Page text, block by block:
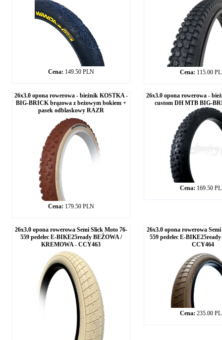
Cena: 149.50 PLN Cena: 115.00
26x3.0 opona rowerowa - bieżnik KOSTKA -
BIG-BRICK brązowa z beżowym bokiem +
pasek odblaskowy RAZR
Cena: 179.50 PLN
26x3.0 opona rowerowa -
custom DH MTB BIG-
Cena: 169.50
26x3.0 opona rowerowa Semi Slick Moto 76-
559 pedelec E-BIKE25ready BEŻOWA /
KREMOWA - CCY463
26x3.0 opona rowerowa
559 pedelec E-
CCY464
Cena: 235.00